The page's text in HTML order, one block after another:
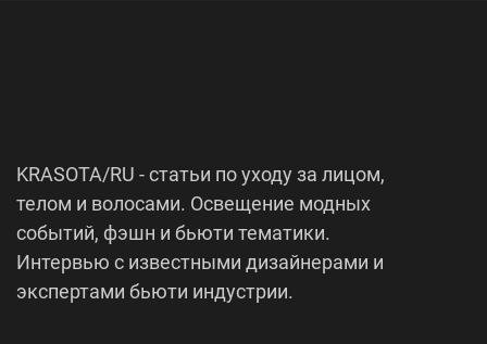
KRASOTA/RU - статьи по уходу за лицом,
телом и волосами. Освещение модных
событий, фэшн и бьюти тематики.
Интервью с известными дизайнерами и
экспертами бьюти индустрии.